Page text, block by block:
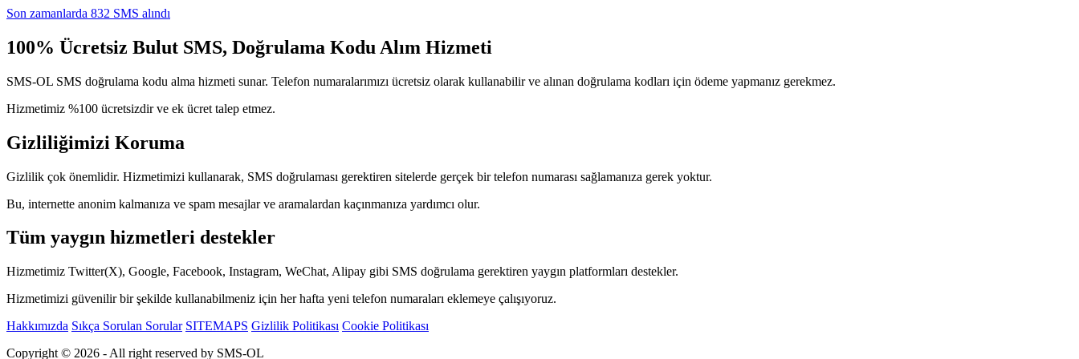
Son zamanlarda 832 SMS alındı
100% Ücretsiz Bulut SMS, Doğrulama Kodu Alım Hizmeti
SMS-OL SMS doğrulama kodu alma hizmeti sunar. Telefon numaralarımızı ücretsiz olarak kullanabilir ve alınan doğrulama kodları için ödeme yapmanız gerekmez.
Hizmetimiz %100 ücretsizdir ve ek ücret talep etmez.
Gizliliğimizi Koruma
Gizlilik çok önemlidir. Hizmetimizi kullanarak, SMS doğrulaması gerektiren sitelerde gerçek bir telefon numarası sağlamanıza gerek yoktur.
Bu, internette anonim kalmanıza ve spam mesajlar ve aramalardan kaçınmanıza yardımcı olur.
Tüm yaygın hizmetleri destekler
Hizmetimiz Twitter(X), Google, Facebook, Instagram, WeChat, Alipay gibi SMS doğrulama gerektiren yaygın platformları destekler.
Hizmetimizi güvenilir bir şekilde kullanabilmeniz için her hafta yeni telefon numaraları eklemeye çalışıyoruz.
Hakkımızda Sıkça Sorulan Sorular SITEMAPS Gizlilik Politikası Cookie Politikası
Copyright © 2026 - All right reserved by SMS-OL